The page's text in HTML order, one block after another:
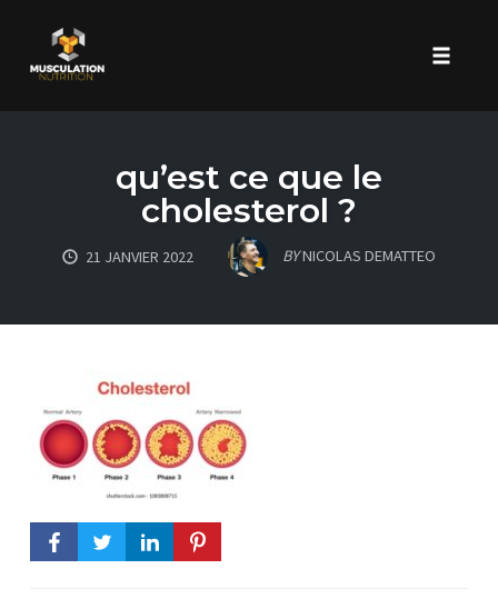
qu’est ce que le
cholesterol ?
21 JANVIER 2022 BYNICOLAS DEMATTEO